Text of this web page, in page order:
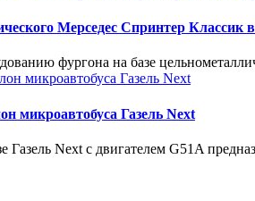
Мерседес Спринтер Классик
фургона на базе
микроавтобуса Газель Next
Газель Next с двигателем G51A